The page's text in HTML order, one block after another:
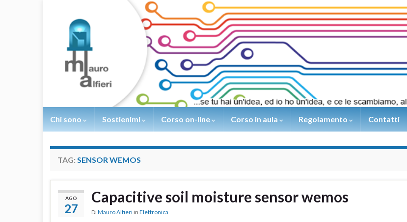
Chi sono Sostienimi Corso on-line Corso in aula Regolamento Contatti
TAG: SENSOR WEMOS
AGO
27
Capacitive soil moisture sensor wemos
DiMauro Alfieri in Elettronica